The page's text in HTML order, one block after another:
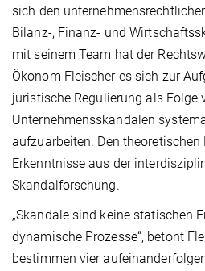
sich den
Bilanz-, Finanz- und
mit seinem Team hat der
Ökonom Fleischer es sich zur
juristische Regulierung als Folge
Unternehmensskandalen
aufzuarbeiten. Den theoretischen
Erkenntnisse aus der
Skandalforschung.
„Skandale sind keine statischen
dynamische Prozesse“, betont
bestimmen vier